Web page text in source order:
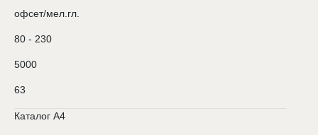
офсет/мел.гл.
80 - 230
5000
63
Каталог А4